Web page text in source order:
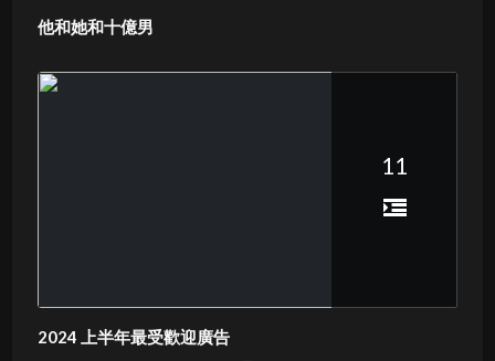
他和她和十億男
11
2024 上半年最受歡迎廣告